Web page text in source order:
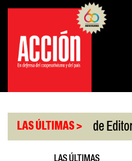
Saltar
contenido
LAS ÚLTIMAS >
de gira | Feria de Editores |
LAS ÚLTIMAS